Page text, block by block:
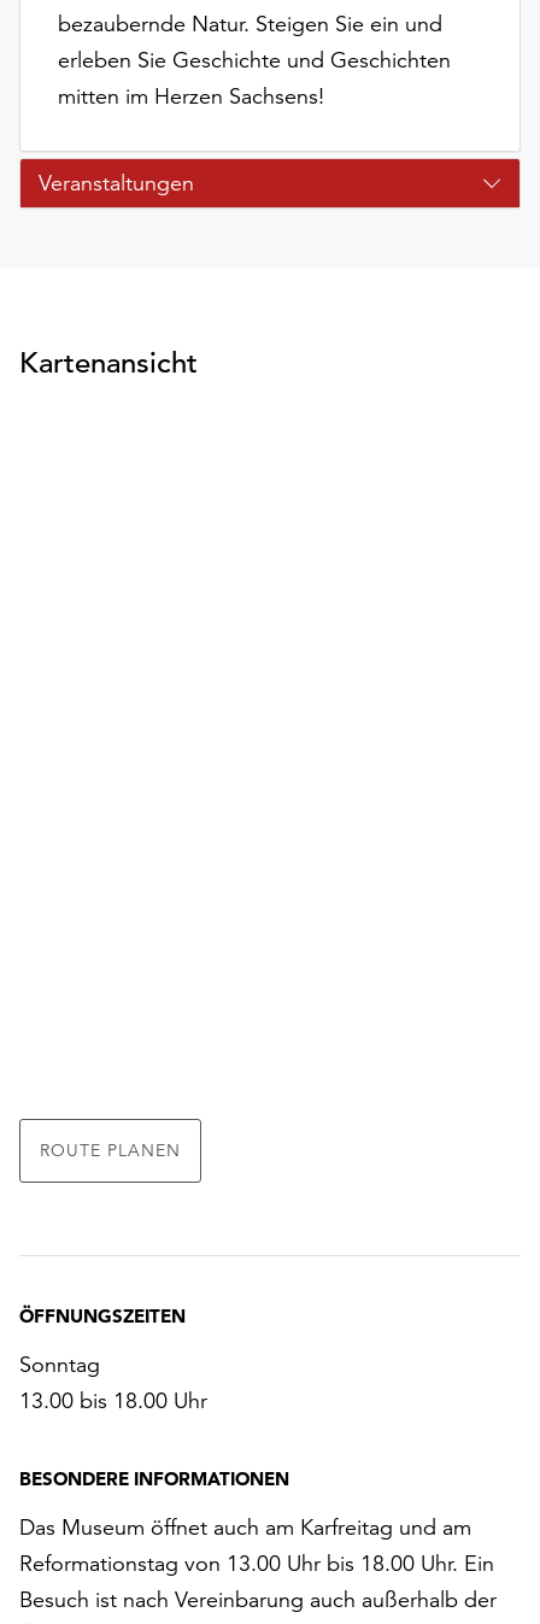
bezaubernde Natur. Steigen Sie ein und
erleben Sie Geschichte und Geschichten
mitten im Herzen Sachsens!
Veranstaltungen
Kartenansicht
ROUTE PLANEN
ÖFFNUNGSZEITEN
Sonntag
13.00 bis 18.00 Uhr
BESONDERE INFORMATIONEN
Das Museum öffnet auch am Karfreitag und am
Reformationstag von 13.00 Uhr bis 18.00 Uhr. Ein
Besuch ist nach Vereinbarung auch außerhalb der